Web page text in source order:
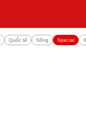
Quốc tế Sống Special